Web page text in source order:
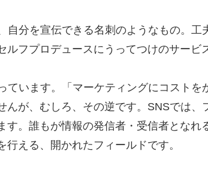
自分を宣伝できる名刺のようなもの。工
フプロデュースにうってつけのサービ
ています。「マーケティングにコストを
んが、むしろ、その逆です。SNSでは、
す。誰もが情報の発信者・受信者となれ
える、開かれたフィールドです。